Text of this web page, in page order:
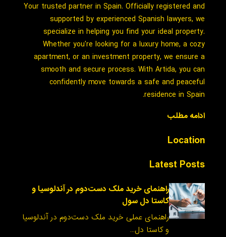
Your trusted partner in Spain. Officially registered and
supported by experienced Spanish lawyers, we
specialize in helping you find your ideal property.
Whether you're looking for a luxury home, a cozy
apartment, or an investment property, we ensure a
smooth and secure process. With Artida, you can
confidently move towards a safe and peaceful
residence in Spain.
ادامه مطلب
Location
Latest Posts
راهنمای خرید ملک دست‌دوم در آندلوسیا و
کاستا دل سول
راهنمای عملی خرید ملک دست‌دوم در آندلوسیا
و کاستا دل…